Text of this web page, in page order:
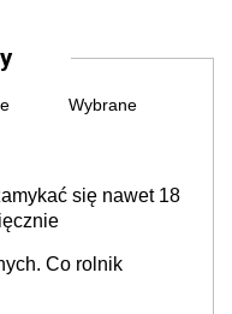
Wybrane
się nawet 18
Co rolnik